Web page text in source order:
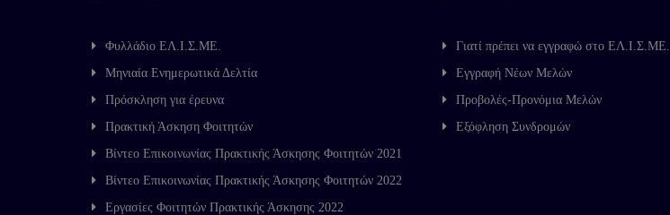
Φυλλάδιο ΕΛ.Ι.Σ.ΜΕ.
Μηνιαία Ενημερωτικά Δελτία
Πρόσκληση για έρευνα
Πρακτική Άσκηση Φοιτητών
Βίντεο Επικοινωνίας Πρακτικής Άσκησης Φοιτητών 2021
Βίντεο Επικοινωνίας Πρακτικής Άσκησης Φοιτητών 2022
Εργασίες Φοιτητών Πρακτικής Άσκησης 2022
Γιατί πρέπει να εγγραφώ στο ΕΛ.Ι.Σ.ΜΕ.
Εγγραφή Νέων Μελών
Προβολές-Προνόμια Μελών
Εξόφληση Συνδρομών